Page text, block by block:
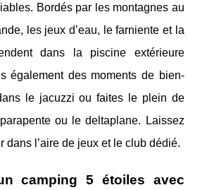
Bordés par les montagnes au
les jeux d’eau, le farniente et la
dans la piscine extérieure
également des moments de bien-
le jacuzzi ou faites le plein de
ou le deltaplane. Laissez
dans l’aire de jeux et le club dédié.
camping 5 étoiles avec